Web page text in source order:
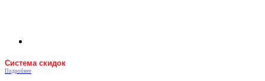
Система скидок
Подробнее